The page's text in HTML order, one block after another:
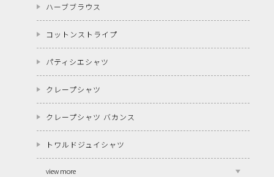
ハーブブラウス
コットンストライプ
パティシエシャツ
クレープシャツ
クレープシャツ バカンス
トワルドジュイシャツ
view more